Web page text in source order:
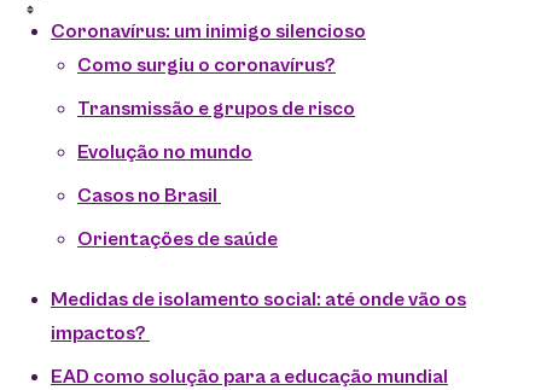
Coronavírus: um inimigo silencioso
Como surgiu o coronavírus?
Transmissão e grupos de risco
Evolução no mundo
Casos no Brasil
Orientações de saúde
Medidas de isolamento social: até onde vão os
impactos?
EAD como solução para a educação mundial